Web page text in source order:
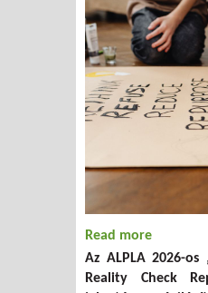
Read more
de
Az ALPLA 2026-os
Reality Check